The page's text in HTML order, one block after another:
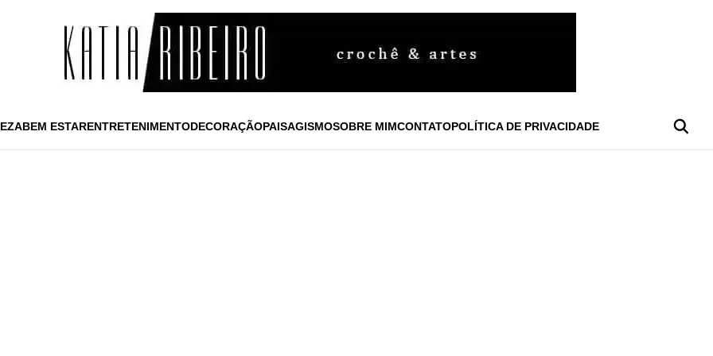
BEM ESTARENTRETENIMENTODECORAÇÃOPAISAGISMOSOBRE MIMCONTATOPOLÍTICA DE PRIVACIDADE